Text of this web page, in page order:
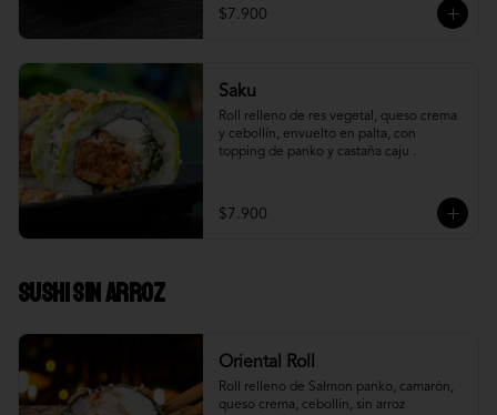
$7.900
Saku
Roll relleno de res vegetal, queso crema
y cebollín, envuelto en palta, con
topping de panko y castaña caju .
$7.900
Sushi Sin Arroz
Oriental Roll
Roll relleno de Salmon panko, camarón,
queso crema, cebollín, sin arroz